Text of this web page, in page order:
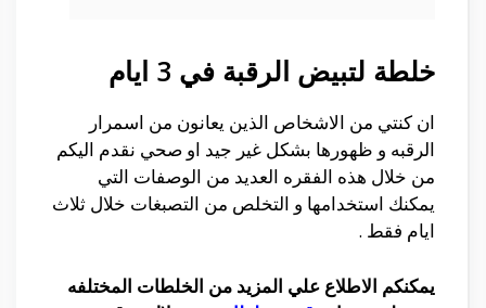
خلطة لتبيض الرقبة في 3 ايام
ان كنتي من الاشخاص الذين يعانون من اسمرار
الرقبه و ظهورها بشكل غير جيد او صحي نقدم اليكم
من خلال هذه الفقره العديد من الوصفات التي
يمكنك استخدامها و التخلص من التصبغات خلال ثلاث
ايام فقط .
يمكنكم الاطلاع علي المزيد من الخلطات المختلفه